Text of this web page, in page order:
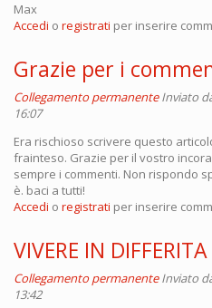
Max
Accedi o registrati per inserire
Grazie per i
Collegamento permanente Inviato
16:07
Era rischioso scrivere questo
frainteso. Grazie per il vostro
sempre i commenti. Non rispondo
è. baci a tutti!
Accedi o registrati per inserire
VIVERE IN DIFFERITA
Collegamento permanente Inviato
13:42